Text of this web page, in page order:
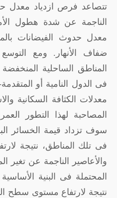
تتصاعد فرص ازدياد معدل
الناجمة عن شدة هطول
معدل حدوث الفيضانات
ضفاف الأنهار. ومع
المناطق الساحلية
فى الدول النامية أو
معدلات الكثافة السكانية
المصاحبة لهذا التطور
سوف تزداد قيمة الخسائر
فى تلك المناطق، نتيجة
والأعاصير الناجمة عن تغير
المحتملة فى البنية
نتيجة لارتفاع مستوى سطح